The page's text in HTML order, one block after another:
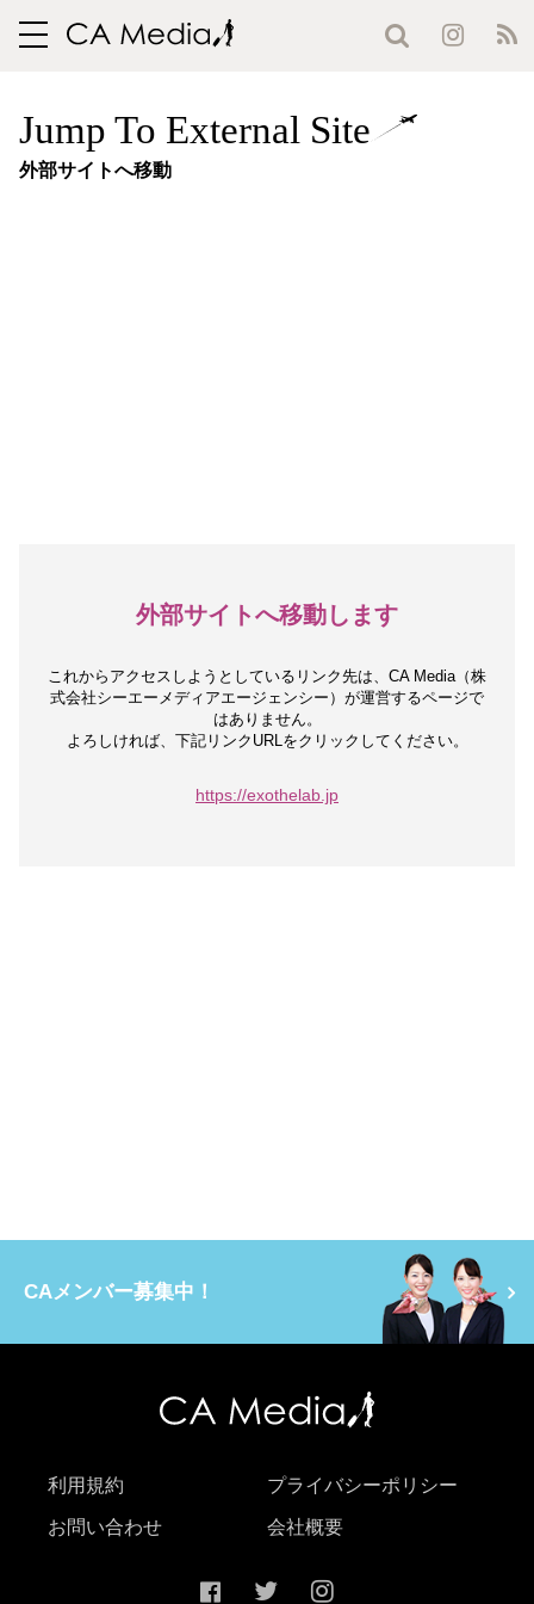
toggle
Jump To External Site
外部サイトへ移動
外部サイトへ移動します
これからアクセスしようとしているリンク先は、 CA Media（株
式会社シーエーメディアエージェンシー）が運営するページで
はありません。
よろしければ、下記リンクURLをクリックしてください。
https://exothelab.jp
CAメンバー募集中！
利用規約 プライバシーポリシー
お問い合わせ 会社概要